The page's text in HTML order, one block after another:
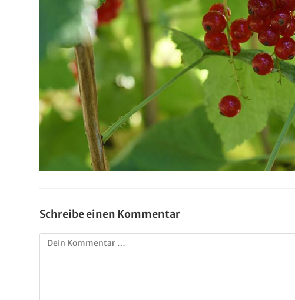
Schreibe einen Kommentar